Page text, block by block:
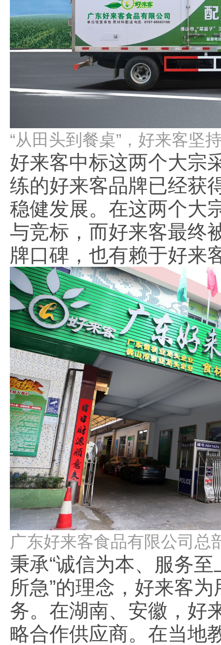
“从田头到餐桌”，好来客坚
好来客中标这两个大宗
练的好来客品牌已经获
稳健发展。在这两个大
与竞标，而好来客最终
牌口碑，也有赖于好来
广东好来客食品有限公司总
秉承“诚信为本、服务
所急”的理念，好来客
务。在湖南、安徽，好
略合作供应商。在当地